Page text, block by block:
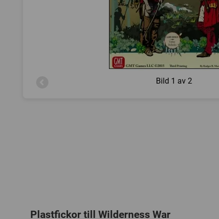
Bild 1 av 2
Plastfickor till Wilderness War